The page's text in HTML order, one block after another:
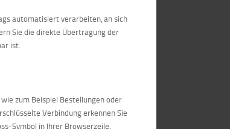
automatisiert verarbeiten, an sich
Sie die direkte Übertragung der
ist.
zum Beispiel Bestellungen oder
Verbindung erkennen Sie
Symbol in Ihrer Browserzeile.